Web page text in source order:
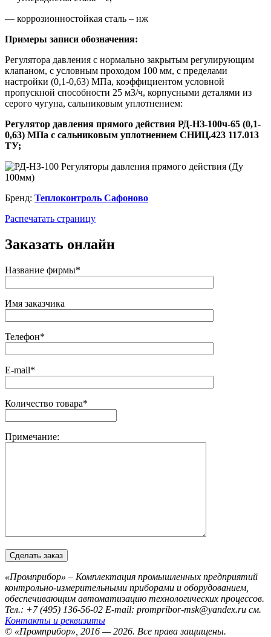
— коррозионностойкая сталь – нж
Примеры записи обозначения:
Регулятора давления с нормально закрытым регулирующим
клапаном, с условным проходом 100 мм, с пределами
настройки (0,1-0,63) МПа, коэффициентом условной
пропускной способности 25 м3/ч, корпусными деталями из
серого чугуна, сальниковым уплотнением:
Регулятор давления прямого действия РД-НЗ-100ч-65 (0,1-
0,63) МПа с сальниковым уплотнением СНИЦ.423 117.013
ТУ;
Бренд: Теплоконтроль Сафоново
Распечатать страницу
Заказать онлайн
Название фирмы*
Имя заказчика
Телефон*
E-mail*
Количество товара*
Примечание:
«Промприбор» – Комплектация промышленных предприятий
контрольно-измерительными приборами и оборудованием,
обеспечивающим автоматизацию технологических процессов.
Тел.: +7 (495) 136-56-02 E-mail: prompribor-msk@yandex.ru см.
Контакты и реквизиты
© «Промприбор», 2016 — 2026. Все права защищены.